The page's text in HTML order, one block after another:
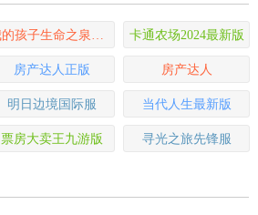
卡通农场2024最新版
房产达人正版 房产达人
明日边境国际服 当代人生最新版
票房大卖王九游版 寻光之旅先锋服